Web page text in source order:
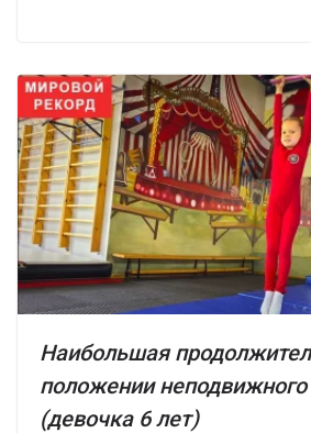
Наибольшая
положении
(девочка 6 лет)